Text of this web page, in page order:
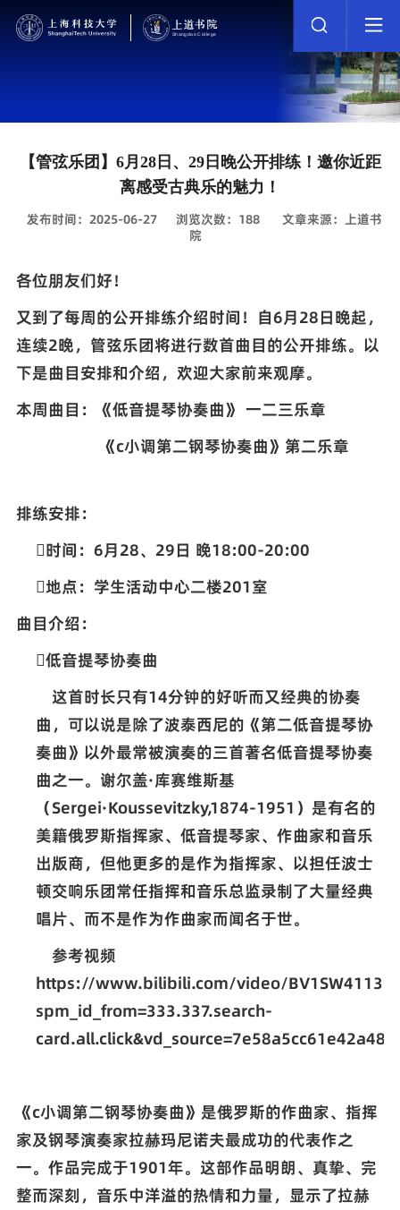
【管弦乐团】6月28日、29日晚公开排练！邀你近距
离感受古典乐的魅力！
发布时间：2025-06-27
浏览次数： 188
文章来源：上道书
院
各位朋友们好！
又到了每周的公开排练介绍时间！自6月28日晚起，
连续2晚，管弦乐团将进行数首曲目的公开排练。以
下是曲目安排和介绍，欢迎大家前来观摩。
本周曲目：
《低音提琴协奏曲》 一二三乐章
《c小调第二钢琴协奏曲》第二乐章
排练安排：
时间： 6月28、29日 晚18:00-20:00
地点：学生活动中心二楼201室
曲目介绍：
低音提琴协奏曲
这首时长只有14分钟的好听而又经典的协奏
曲，可以说是除了波泰西尼的《第二低音提琴协
奏曲》以外最常被演奏的三首著名低音提琴协奏
曲之一。谢尔盖·库赛维斯基
（Sergei·Koussevitzky,1874-1951 ）是有名的
美籍俄罗斯指挥家、低音提琴家、作曲家和音乐
出版商，但他更多的是作为指挥家、以担任波士
顿交响乐团常任指挥和音乐总监录制了大量经典
唱片、而不是作为作曲家而闻名于世。
参考视频
https://www.bilibili.com/video/
spm_id_from=333.337.search-
《c小调第二钢琴协奏曲》是俄罗斯的作曲家、指挥
家及钢琴演奏家拉赫玛尼诺夫最成功的代表作之
一。作品完成于1901年。这部作品明朗、真挚、完
整而深刻，音乐中洋溢的热情和力量，显示了拉赫